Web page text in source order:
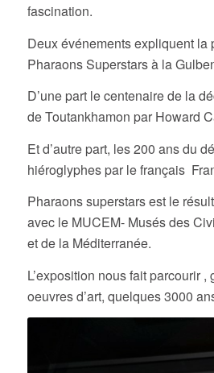
fascination.
Deux événements expliquent la
Pharaons Superstars à la
D’une part le centenaire de la
de Toutankhamon par Howard
Et d’autre part, les 200 ans du
hiéroglyphes par le français
Pharaons superstars est le
avec le MUCEM- Musés des
et de la Méditerranée.
L’exposition nous fait parcourir
oeuvres d’art, quelques 3000